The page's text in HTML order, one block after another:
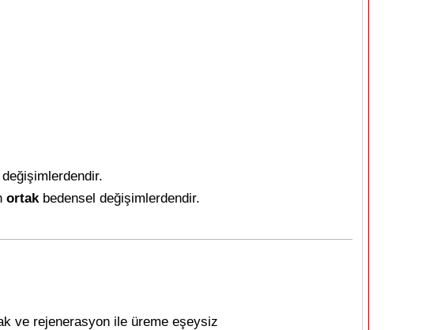
değişimlerdendir.
ortak bedensel değişimlerdendir.
ve rejenerasyon ile üreme eşeysiz